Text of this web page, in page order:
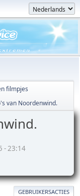
filmpjes
van Noordenwind.
- 23:14
GEBRUIKERSACTIES